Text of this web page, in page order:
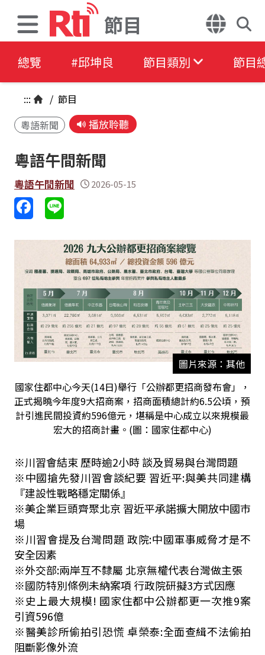
節目
總覽 #邱坤良 節目類別 節目
::: / 節目
粵語新聞
播放聆聽
粵語午間新聞
粵語午間新聞 2026-05-15
圖片來源：其他
國家住都中心今天(14日)舉行「公辦都更招商發布會」，
正式揭曉今年度9大招商案，招商面積總計約6.5公頃，預
計引進民間投資約596億元，堪稱是中心成立以來規模最
宏大的招商計畫。(圖：國家住都中心)
※川習會結束 歷時逾2小時 談及貿易與台灣問題
※中國搶先發川習會談紀要 習近平:與美共同建構
『建設性戰略穩定關係』
※美企業巨頭齊聚北京 習近平承諾擴大開放中國巿
場
※川習會提及台灣問題 政院:中國軍事威脅才是不
安全因素
※外交部:兩岸互不隸屬 北京無權代表台灣做主張
※國防特別條例未納案項 行政院研擬3方式因應
※史上最大規模! 國家住都中公辦都更一次推9案
引資596億
※醫美診所偷拍引恐慌 卓榮泰:全面查緝不法偷拍
阻斷影像外流